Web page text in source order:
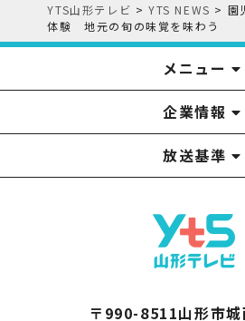
YTS山形テレビ >YTS NEWS > 園
体験 地元の旬の味覚を味わう
メニュー
YTSニュース
番組
アナウンサー
プレゼント
イベント
みるるん星人
YTS見学ツア
番組表
お問い合わせ
企業情報
企業情報
役員構成
YTS山形テレビ
採用情報
山形テレビ人権
山形テレビ国民保護業
個人情報基本
情報セキュリティ
視聴データの取扱い
系列局一覧
中継局一覧
放送基準
〒990-8511山形市